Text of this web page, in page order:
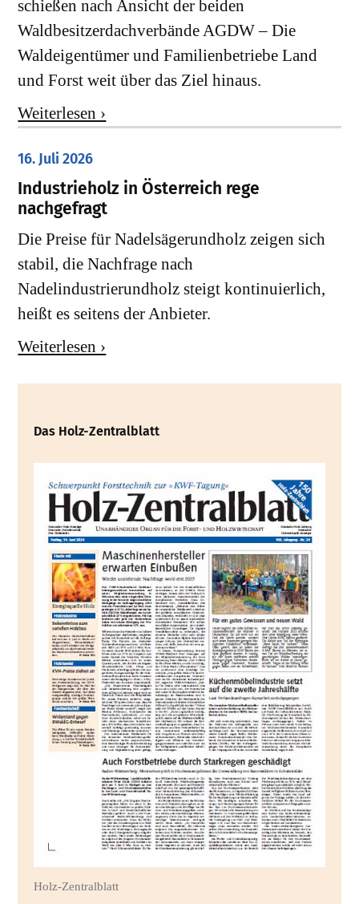
schießen nach Ansicht der beiden
Waldbesitzerdachverbände AGDW – Die
Waldeigentümer und Familienbetriebe Land
und Forst weit über das Ziel hinaus.
Weiterlesen ›
16. Juli 2026
Industrieholz in Österreich rege
nachgefragt
Die Preise für Nadelsägerundholz zeigen sich
stabil, die Nachfrage nach
Nadelindustrierundholz steigt kontinuierlich,
heißt es seitens der Anbieter.
Weiterlesen ›
Das Holz-Zentralblatt
Holz-Zentralblatt